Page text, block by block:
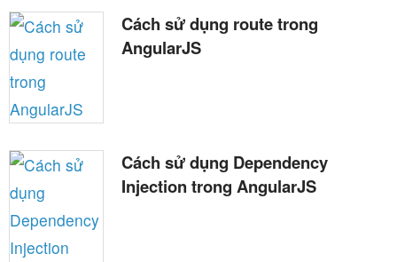
Cách sử dụng route trong
AngularJS
Cách sử dụng Dependency
Injection trong AngularJS